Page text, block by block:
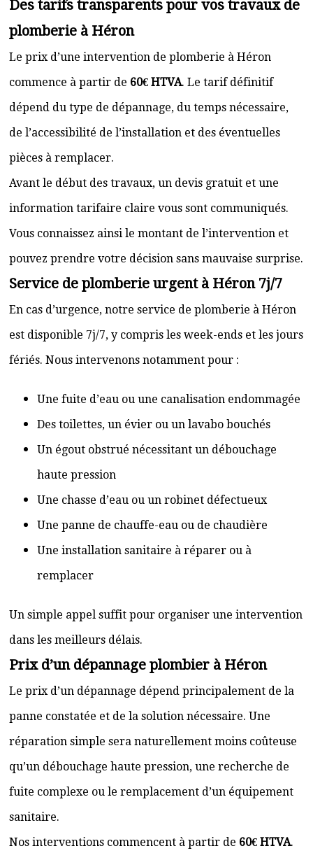
Des tarifs transparents pour vos travaux de
plomberie à Héron
Le prix d’une intervention de plomberie à Héron
commence à partir de 60€ HTVA. Le tarif définitif
dépend du type de dépannage, du temps nécessaire,
de l’accessibilité de l’installation et des éventuelles
pièces à remplacer.
Avant le début des travaux, un devis gratuit et une
information tarifaire claire vous sont communiqués.
Vous connaissez ainsi le montant de l’intervention et
pouvez prendre votre décision sans mauvaise surprise.
Service de plomberie urgent à Héron 7j/7
En cas d’urgence, notre service de plomberie à Héron
est disponible 7j/7, y compris les week-ends et les jours
fériés. Nous intervenons notamment pour :
Une fuite d’eau ou une canalisation endommagée
Des toilettes, un évier ou un lavabo bouchés
Un égout obstrué nécessitant un débouchage
haute pression
Une chasse d’eau ou un robinet défectueux
Une panne de chauffe-eau ou de chaudière
Une installation sanitaire à réparer ou à
remplacer
Un simple appel suffit pour organiser une intervention
dans les meilleurs délais.
Prix d’un dépannage plombier à Héron
Le prix d’un dépannage dépend principalement de la
panne constatée et de la solution nécessaire. Une
réparation simple sera naturellement moins coûteuse
qu’un débouchage haute pression, une recherche de
fuite complexe ou le remplacement d’un équipement
sanitaire.
Nos interventions commencent à partir de 60€ HTVA.